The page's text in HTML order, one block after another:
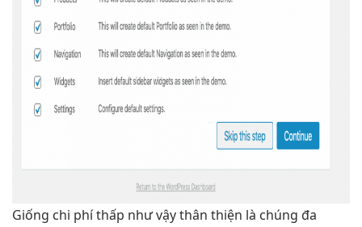
Giống chi phí thấp như vậythân thiện là chúng đa